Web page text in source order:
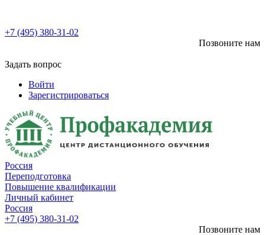
+7 (495) 380-31-02
Позвоните нам
Задать вопрос
Войти
Зарегистрироваться
Россия
Переподготовка
Повышение квалификации
Личный кабинет
Россия
+7 (495) 380-31-02
Позвоните нам